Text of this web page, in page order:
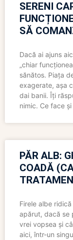
SERENI
SĂ
Dacă ai ajuns
„chiar
sănătos. Piața
exagerate, așa
dai banii. Îți
nimic. Ce face și
PĂR ALB:
COADĂ
Firele albe
apărut, dacă se
vrei vopsea și
aici, într-un